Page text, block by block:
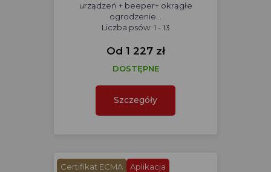
urządzeń + beeper+ okrągłe
ogrodzenie...
Liczba psów: 1 - 13
Od 1 227 zł
DOSTĘPNE
Szczegóły
Certifikat ECMA
Aplikacja